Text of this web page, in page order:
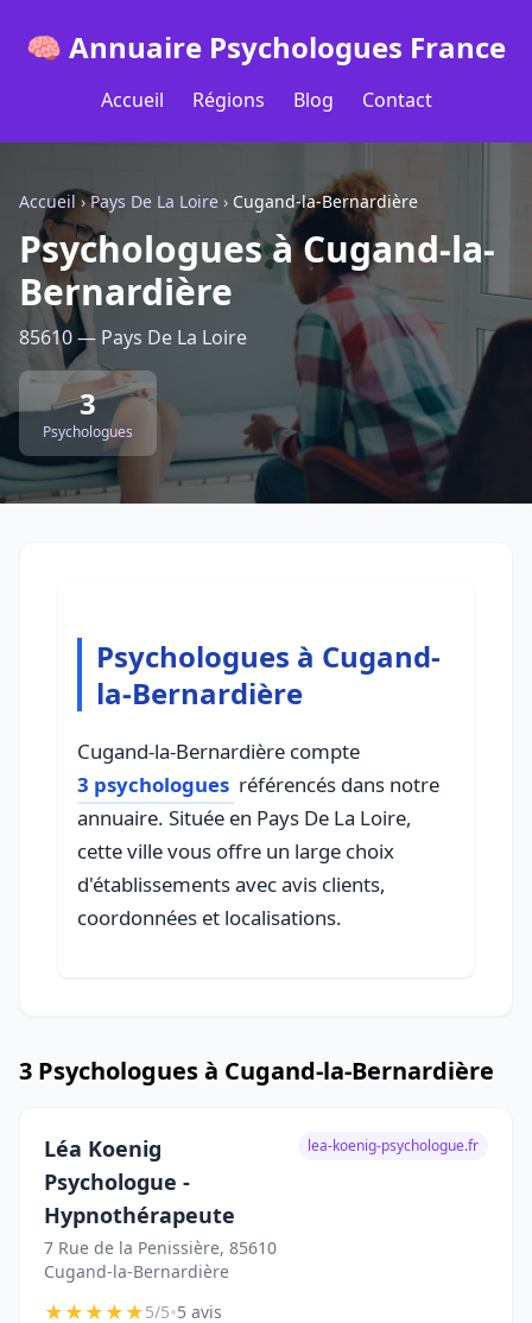
🧠 Annuaire Psychologues France
Accueil Régions Blog Contact
Accueil ›Pays De La Loire › Cugand-la-Bernardière
Psychologues à Cugand-la-
Bernardière
85610 — Pays De La Loire
3
Psychologues
Psychologues à Cugand-
la-Bernardière
Cugand-la-Bernardière compte
3 psychologues référencés dans notre
annuaire. Située en Pays De La Loire,
cette ville vous offre un large choix
d'établissements avec avis clients,
coordonnées et localisations.
3 Psychologues à Cugand-la-Bernardière
Léa Koenig
Psychologue -
Hypnothérapeute
7 Rue de la Penissière, 85610
Cugand-la-Bernardière
lea-koenig-psychologue.fr
★★★★★5/5•5 avis